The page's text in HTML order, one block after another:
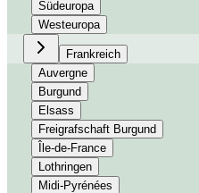
Südeuropa
Westeuropa
Frankreich
Auvergne
Burgund
Elsass
Freigrafschaft Burgund
Île-de-France
Lothringen
Midi-Pyrénées